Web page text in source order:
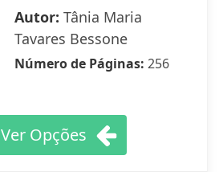
Autor: Tânia Maria
Tavares Bessone
Número de Páginas: 256
Ver Opções